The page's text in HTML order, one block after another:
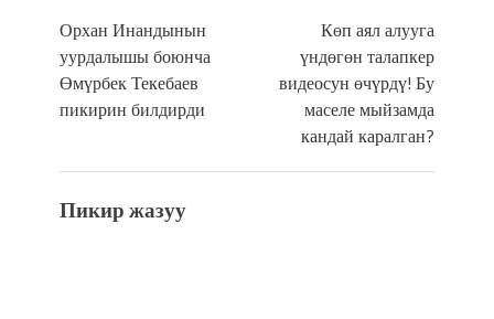
Орхан Инандынын
уурдалышы боюнча
Өмүрбек Текебаев
пикирин билдирди
Көп аял алууга
үндөгөн талапкер
видеосун өчүрдү! Бу
маселе мыйзамда
кандай каралган?
Пикир жазуу